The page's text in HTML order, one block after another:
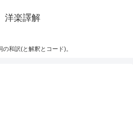
洋楽譯解
の和訳(と解釈とコード)。